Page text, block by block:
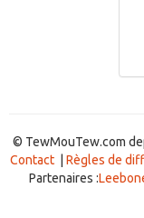
© TewMouTew.com
Contact
Règles de
Partenaires :